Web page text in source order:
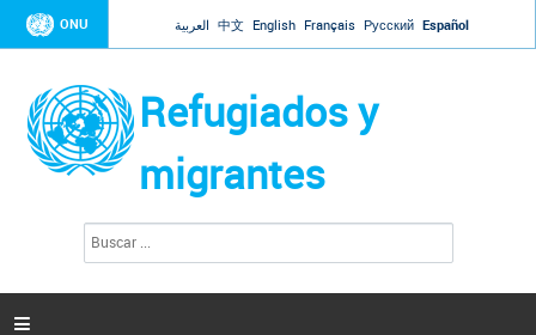
Jump to navigation
ONU العربية 中文 English Français Русский Español
Refugiados y
migrantes
s
